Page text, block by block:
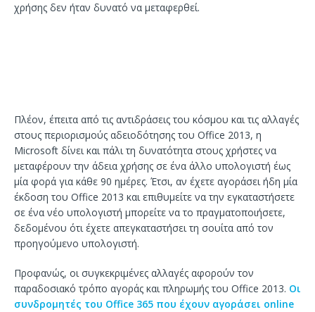
χρήσης δεν ήταν δυνατό να μεταφερθεί.
Πλέον, έπειτα από τις αντιδράσεις του κόσμου και τις αλλαγές
στους περιορισμούς αδειοδότησης του Office 2013, η
Microsoft δίνει και πάλι τη δυνατότητα στους χρήστες να
μεταφέρουν την άδεια χρήσης σε ένα άλλο υπολογιστή έως
μία φορά για κάθε 90 ημέρες. Έτσι, αν έχετε αγοράσει ήδη μία
έκδοση του Office 2013 και επιθυμείτε να την εγκαταστήσετε
σε ένα νέο υπολογιστή μπορείτε να το πραγματοποιήσετε,
δεδομένου ότι έχετε απεγκαταστήσει τη σουίτα από τον
προηγούμενο υπολογιστή.
Προφανώς, οι συγκεκριμένες αλλαγές αφορούν τον
παραδοσιακό τρόπο αγοράς και πληρωμής του Office 2013. Οι
συνδρομητές του Office 365 που έχουν αγοράσει online